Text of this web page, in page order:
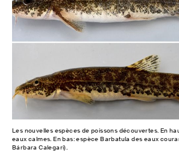
Les nouvelles espèces de poissons découvertes. En
eaux calmes. En bas: espèce Barbatula des eaux
Bárbara Calegari).